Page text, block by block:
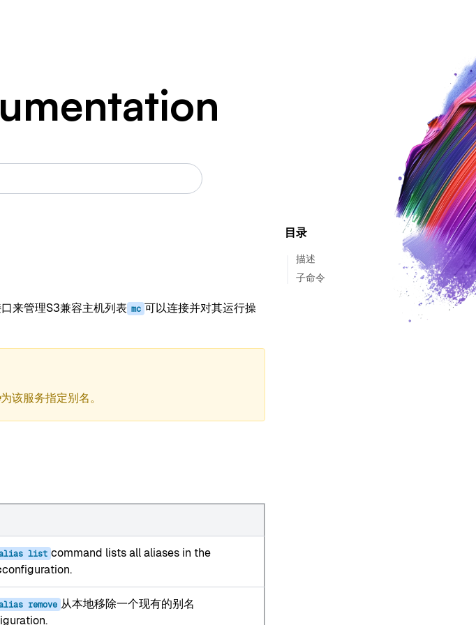
目录
描述
子命令
来管理S3兼容主机列表 mc 可以连接并对其运行操
为该服务指定别名。
list command lists all aliases in the
configuration.
remove 从本地移除一个现有的别名